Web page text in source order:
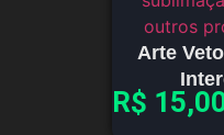
Arte
R$